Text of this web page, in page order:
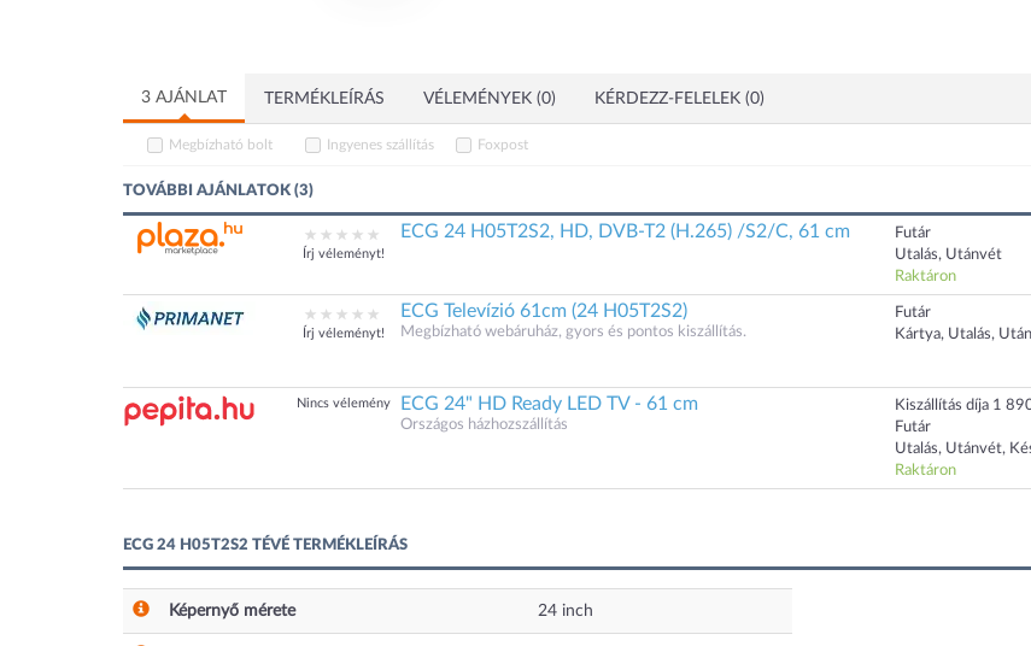
3 AJÁNLAT TERMÉKLEÍRÁS VÉLEMÉNYEK (0) KÉRDEZZ-FELELEK (0)
Megbízható bolt Ingyenes szállítás Foxpost
TOVÁBBI AJÁNLATOK (3)
Írj véleményt!
ECG 24 H05T2S2, HD, DVB-T2 (H.265) /S2/C, 61 cm
Futár
Utalás, Utánvét
Raktáron
Írj véleményt!
ECG Televízió 61cm (24 H05T2S2)
Megbízható webáruház, gyors és pontos kiszállítás.
Futár
Kártya, Utalás,
Nincs vélemény ECG 24" HD Ready LED TV - 61 cm
Országos házhozszállítás
Kiszállítás díja 1
Futár
Utalás, Utánvét,
Raktáron
ECG 24 H05T2S2 TÉVÉ TERMÉKLEÍRÁS
Képernyő mérete 24 inch